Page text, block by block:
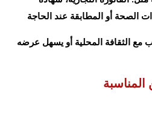
الصحة أو المطابقة عند الحاجة
مع الثقافة المحلية أو يسهل عرضه